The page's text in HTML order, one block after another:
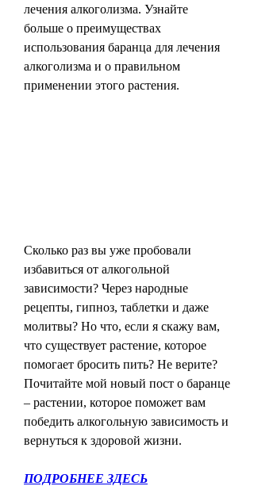
лечения алкоголизма. Узнайте
больше о преимуществах
использования баранца для лечения
алкоголизма и о правильном
применении этого растения.
Сколько раз вы уже пробовали
избавиться от алкогольной
зависимости? Через народные
рецепты, гипноз, таблетки и даже
молитвы? Но что, если я скажу вам,
что существует растение, которое
помогает бросить пить? Не верите?
Почитайте мой новый пост о баранце
– растении, которое поможет вам
победить алкогольную зависимость и
вернуться к здоровой жизни.
ПОДРОБНЕЕ ЗДЕСЬ